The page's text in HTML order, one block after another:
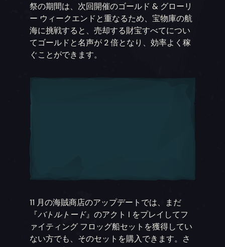
祭の期間は、次回開催のゴールド & グローリ
ー ウィークエンドと重なるため、宝物庫の航
海に挑戦すると、売却する財宝すべてについ
てゴールドと名声が 2 倍となり、効率よく稼
ぐことができます。
11 月の海賊商店のアップデートでは、まだ
『バトルトード』のアクト I をプレイしてフ
ァイティング フロッグ船セットを獲得してい
ない方でも、そのセットを購入できます。さ